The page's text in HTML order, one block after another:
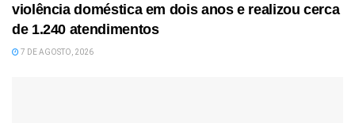
violência doméstica em dois anos e realizou cerca
de 1.240 atendimentos
7 DE AGOSTO, 2026